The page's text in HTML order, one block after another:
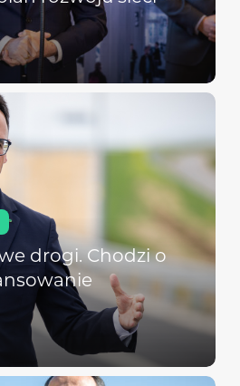
drogi. Chodzi o